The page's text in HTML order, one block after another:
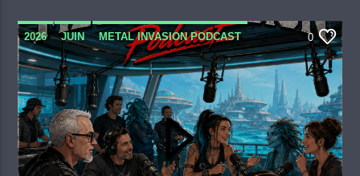
2026 JUIN METAL INVASION PODCAST 0